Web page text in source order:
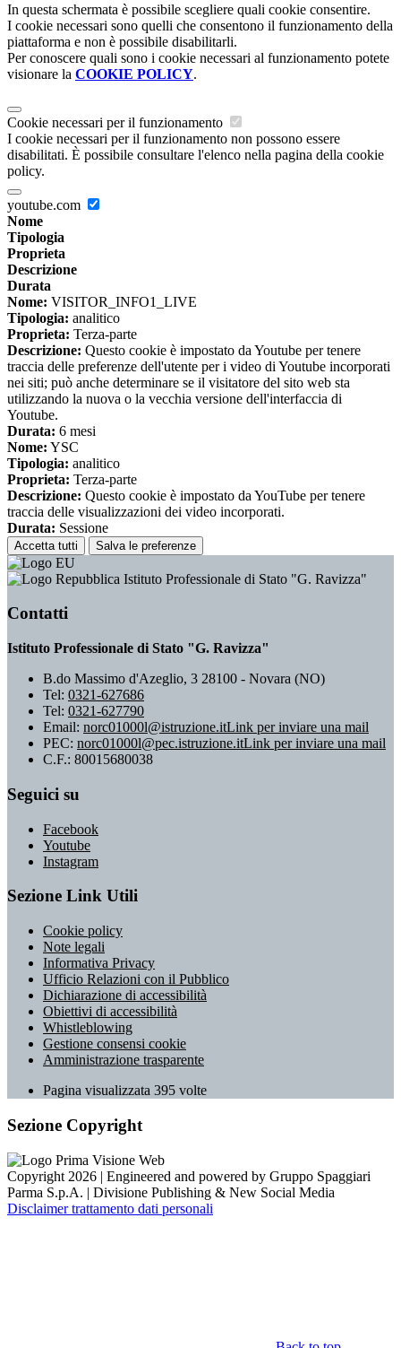
In questa schermata è possibile scegliere quali cookie consentire.
I cookie necessari sono quelli che consentono il funzionamento della
piattaforma e non è possibile disabilitarli.
Per conoscere quali sono i cookie necessari al funzionamento potete
visionare la COOKIE POLICY.
Cookie necessari per il funzionamento
I cookie necessari per il funzionamento non possono essere
disabilitati. È possibile consultare l'elenco nella pagina della cookie
policy.
youtube.com
Nome
Tipologia
Proprieta
Descrizione
Durata
Nome: VISITOR_INFO1_LIVE
Tipologia: analitico
Proprieta: Terza-parte
Descrizione: Questo cookie è impostato da Youtube per tenere
traccia delle preferenze dell'utente per i video di Youtube incorporati
nei siti; può anche determinare se il visitatore del sito web sta
utilizzando la nuova o la vecchia versione dell'interfaccia di
Youtube.
Durata: 6 mesi
Nome: YSC
Tipologia: analitico
Proprieta: Terza-parte
Descrizione: Questo cookie è impostato da YouTube per tenere
traccia delle visualizzazioni dei video incorporati.
Durata: Sessione
Accetta tutti Salva le preferenze
Istituto Professionale di Stato "G. Ravizza"
Contatti
Istituto Professionale di Stato "G. Ravizza"
B.do Massimo d'Azeglio, 3 28100 - Novara (NO)
Tel: 0321-627686
Tel: 0321-627790
Email: norc01000l@istruzione.itLink per inviare una mail
PEC: norc01000l@pec.istruzione.itLink per inviare una mail
C.F.: 80015680038
Seguici su
Facebook
Youtube
Instagram
Sezione Link Utili
Cookie policy
Note legali
Informativa Privacy
Ufficio Relazioni con il Pubblico
Dichiarazione di accessibilità
Obiettivi di accessibilità
Whistleblowing
Gestione consensi cookie
Amministrazione trasparente
Pagina visualizzata 395 volte
Sezione Copyright
Copyright 2026 | Engineered and powered by Gruppo Spaggiari
Parma S.p.A. | Divisione Publishing & New Social Media
Disclaimer trattamento dati personali